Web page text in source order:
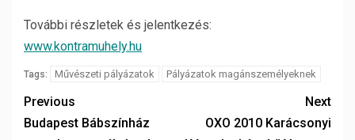
További részletek és jelentkezés:
www.kontramuhely.hu
Tags: Művészeti pályázatok Pályázatok magánszemélyeknek
Previous
Budapest Bábszínház
Next
OXO 2010 Karácsonyi